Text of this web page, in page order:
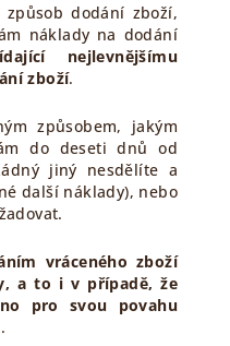
dodání zboží,
náklady na dodání
nejlevnějšímu
zboží.
způsobem, jakým
do deseti dnů od
jiný nesdělíte a
další náklady), nebo
vráceného zboží
a to i v případě, že
pro svou povahu
.